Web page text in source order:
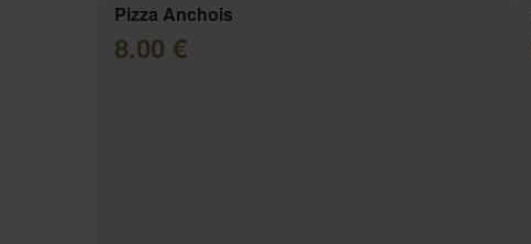
Pizza Anchois
8.00 €